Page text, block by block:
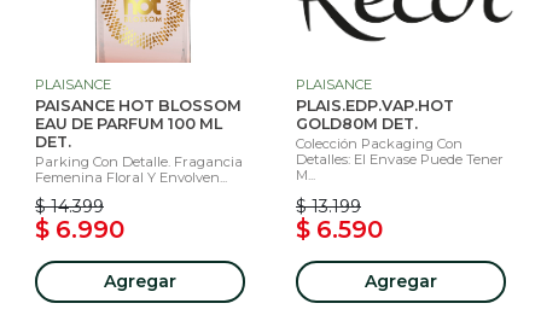
PLAISANCE
PAISANCE HOT BLOSSOM
EAU DE PARFUM 100 ML
DET.
Parking Con Detalle. Fragancia
Femenina Floral Y Envolven...
$ 14.399
$ 6.990
Agregar
PLAISANCE
PLAIS.EDP.VAP.HOT
GOLD80M DET.
Colección Packaging Con
Detalles: El Envase Puede Tener
M...
$ 13.199
$ 6.590
Agregar